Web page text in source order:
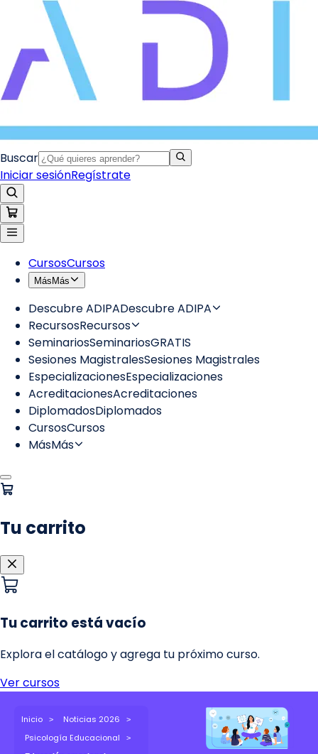
Inicio
Noticias 2026
Psicología Educacional